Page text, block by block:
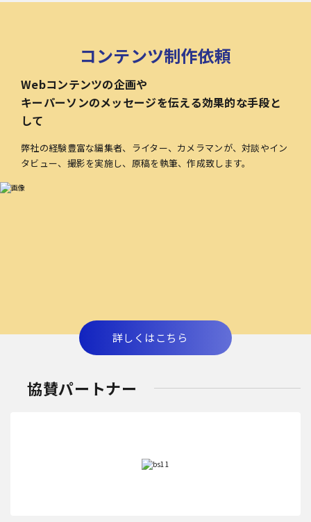
コンテンツ制作依頼
Webコンテンツの企画や
キーパーソンのメッセージを伝える効果的な手段と
して
弊社の経験豊富な編集者、ライター、カメラマンが、対談やイン
タビュー、撮影を実施し、原稿を執筆、作成致します。
詳しくはこちら
協賛パートナー